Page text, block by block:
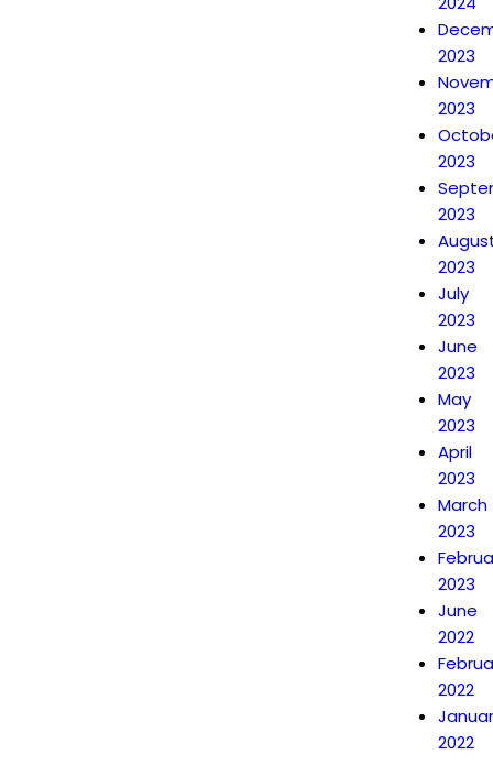
2023
2023
2023
2023
2023
July
2023
June
2023
May
2023
April
2023
March
2023
2023
June
2022
2022
2022